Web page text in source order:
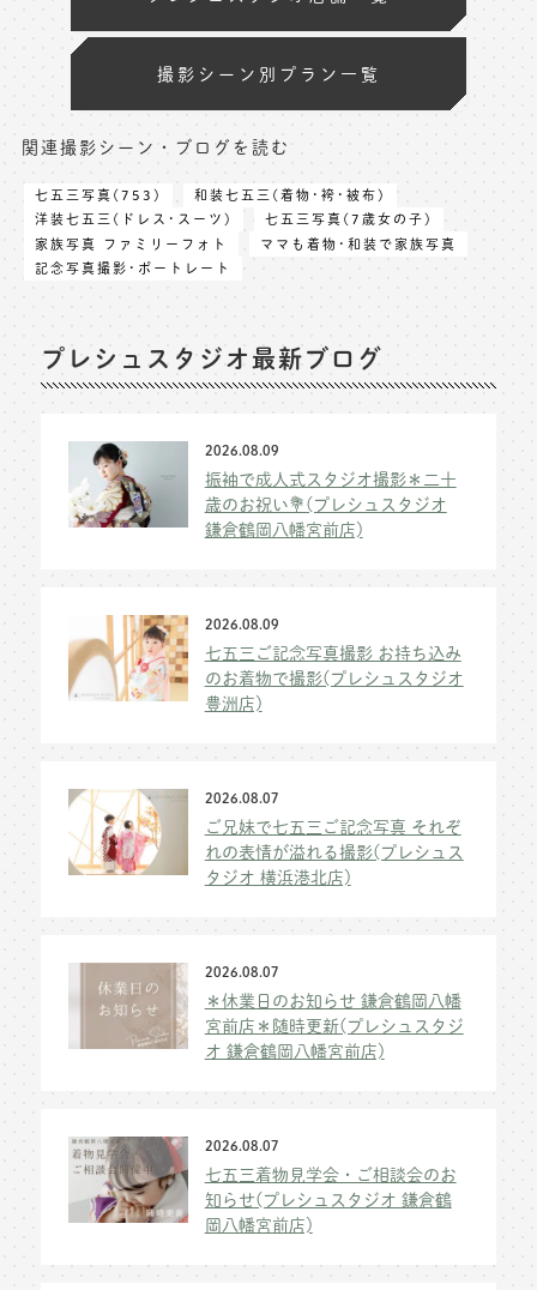
撮影シーン別プラン一覧
関連撮影シーン・ブログを読む
七五三写真(753)
和装七五三(着物･袴･被布)
洋装七五三(ドレス･スーツ)
七五三写真(7歳女の子)
家族写真 ファミリーフォト
ママも着物･和装で家族写真
記念写真撮影･ポートレート
プレシュスタジオ最新ブログ
2026.08.09
振袖で成人式スタジオ撮影＊二十
歳のお祝い💐(プレシュスタジオ
鎌倉鶴岡八幡宮前店)
2026.08.09
七五三ご記念写真撮影 お持ち込み
のお着物で撮影(プレシュスタジオ
豊洲店)
2026.08.07
ご兄妹で七五三ご記念写真 それぞ
れの表情が溢れる撮影(プレシュス
タジオ 横浜港北店)
2026.08.07
＊休業日のお知らせ 鎌倉鶴岡八幡
宮前店＊随時更新(プレシュスタジ
オ 鎌倉鶴岡八幡宮前店)
2026.08.07
七五三着物見学会・ご相談会のお
知らせ(プレシュスタジオ 鎌倉鶴
岡八幡宮前店)